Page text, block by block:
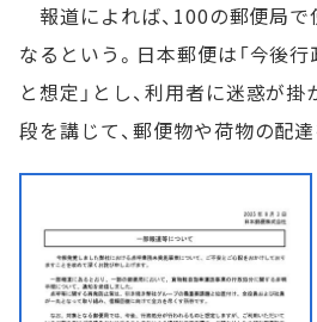
報道によれば、100の郵便局
なるという。日本郵便は「今後
と想定」とし、利用者に迷惑が
段を講じて、郵便物や荷物の配